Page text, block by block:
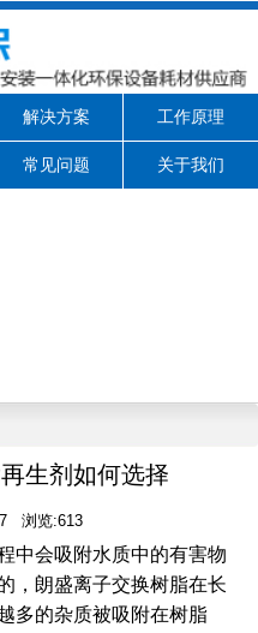
解决方案 工作原理
常见问题 关于我们
生剂如何选择
浏览:613
中会吸附水质中的有害物
，朗盛离子交换树脂在长
多的杂质被吸附在树脂